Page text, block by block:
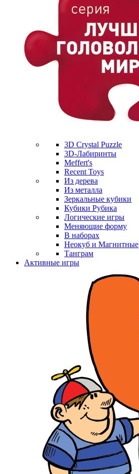
3D Crystal Puzzle
3D-Лабиринты
Meffert's
Recent Toys
Из дерева
Из металла
Зеркальные кубики
Кубики Рубика
Логические игры
Меняющие форму
В наборах
Неокуб и Магнитные
Танграм
Активные игры